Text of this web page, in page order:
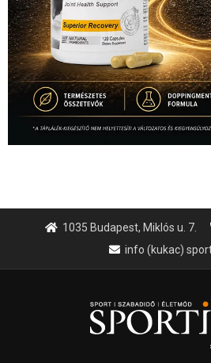
1035 Budapest, Miklós u. 7.
info (kukac)